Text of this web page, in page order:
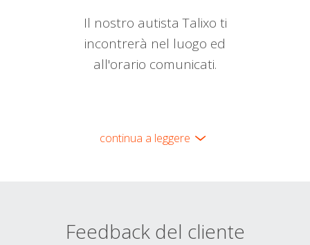
Il nostro autista Talixo ti
incontrerà nel luogo ed
all'orario comunicati.
continua a leggere
Feedback del cliente